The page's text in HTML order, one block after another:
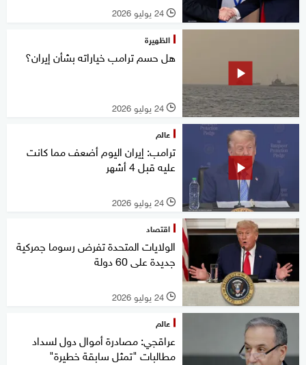
l 24 يوليو 2026
الظهيرة
هل حسم ترامب خياراته بشأن إيران؟
l 24 يوليو 2026
عالم
ترامب: إيران اليوم أضعف مما كانت
عليه قبل 4 أشهر
l 24 يوليو 2026
اقتصاد
الولايات المتحدة تفرض رسوما جمركية
جديدة على 60 دولة
l 24 يوليو 2026
عالم
عراقجي: مصادرة أموال دول لسداد
مطالبات "تمثل سابقة خطيرة"